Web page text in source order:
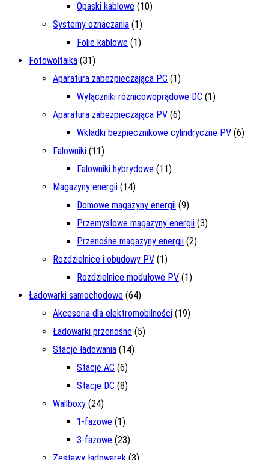
Opaski kablowe (10)
Systemy oznaczania (1)
Folie kablowe (1)
Fotowoltaika (31)
Aparatura zabezpieczająca PC (1)
Wyłączniki różnicowoprądowe DC (1)
Aparatura zabezpieczająca PV (6)
Wkładki bezpiecznikowe cylindryczne PV (6)
Falowniki (11)
Falowniki hybrydowe (11)
Magazyny energii (14)
Domowe magazyny energii (9)
Przemysłowe magazyny energii (3)
Przenośne magazyny energii (2)
Rozdzielnice i obudowy PV (1)
Rozdzielnice modułowe PV (1)
Ładowarki samochodowe (64)
Akcesoria dla elektromobilności (19)
Ładowarki przenośne (5)
Stacje ładowania (14)
Stacje AC (6)
Stacje DC (8)
Wallboxy (24)
1-fazowe (1)
3-fazowe (23)